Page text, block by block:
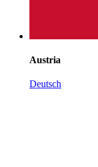
Austria
Deutsch